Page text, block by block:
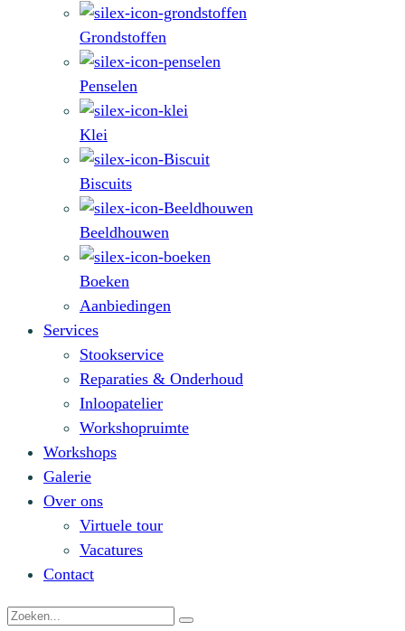
Grondstoffen
Penselen
Klei
Biscuits
Beeldhouwen
Boeken
Aanbiedingen
Services
Stookservice
Reparaties & Onderhoud
Inloopatelier
Workshopruimte
Workshops
Galerie
Over ons
Virtuele tour
Vacatures
Contact